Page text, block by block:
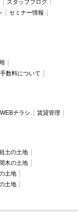
スタッフブログ
セミナー情報
数料について
WEBチラシ
賃貸管理
土の土地
木の土地
土地
土地